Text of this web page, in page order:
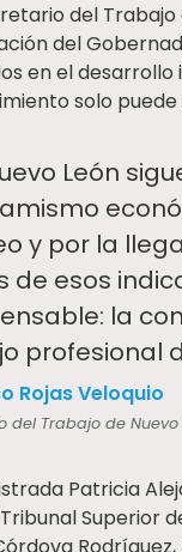
del Trabajo
del
en el
solo
León
y por la
de esos
la
profesional
Rojas Veloquio
del Trabajo de Nuevo
Patricia
Superior